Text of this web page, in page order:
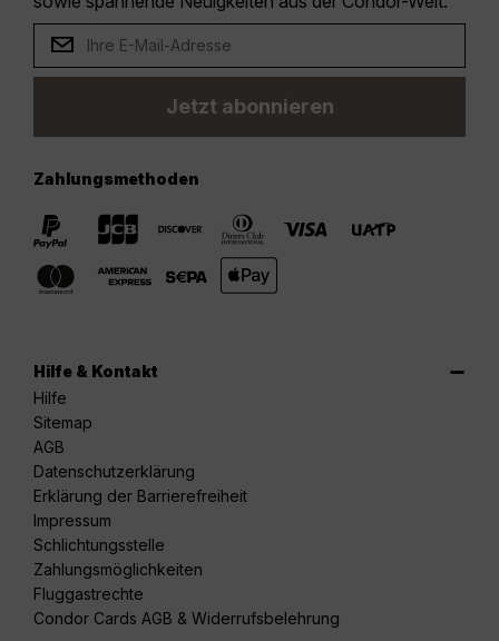
Jetzt abonnieren
Zahlungsmethoden
Hilfe & Kontakt
Hilfe
Sitemap
AGB
Datenschutzerklärung
Erklärung der Barrierefreiheit
Impressum
Schlichtungsstelle
Zahlungsmöglichkeiten
Fluggastrechte
Condor Cards AGB & Widerrufsbelehrung